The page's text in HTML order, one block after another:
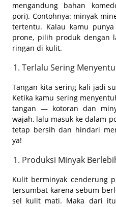
mengandung bahan
pori). Contohnya: minyak
tertentu. Kalau kamu
prone, pilih produk dengan
ringan di kulit.
Terlalu Sering
Tangan kita sering kali jadi
Ketika kamu sering
tangan — kotoran dan
wajah, lalu masuk ke dalam
tetap bersih dan hindari
ya!
Produksi Minyak
Kulit berminyak cenderung
tersumbat karena sebum
sel kulit mati. Maka dari